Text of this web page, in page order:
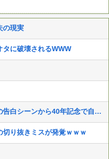
の現実
タに破壊されるWWW
【画像】漫画家あだち充、タッチの告白シーンから40年記念で自分自身が浅倉南になりきり投稿
切り抜きミスが発覚ｗｗｗ